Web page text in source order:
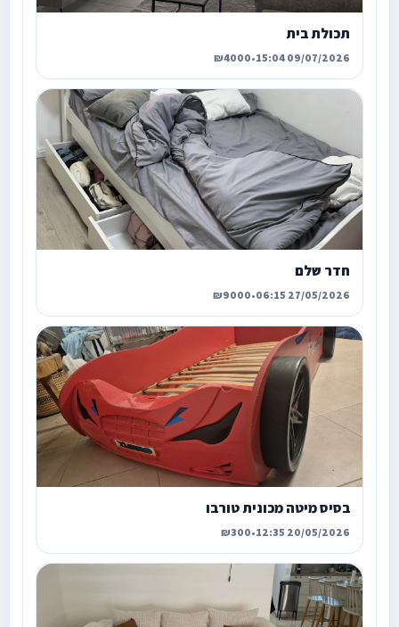
תכולת בית
09/07/2026 15:04
•
₪4000
חדר שלם
27/05/2026 06:15
•
₪9000
בסיס מיטה מכונית טורבו
20/05/2026 12:35
•
₪300